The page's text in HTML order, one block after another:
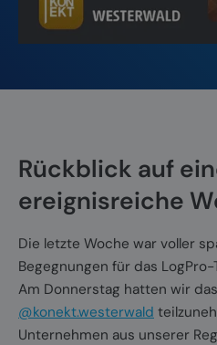
Rückblick auf
ereignisreiche
Die letzte Woche war voller
Begegnungen für das LogPro-
Am Donnerstag hatten wir
@konekt.westerwald
Unternehmen aus unserer